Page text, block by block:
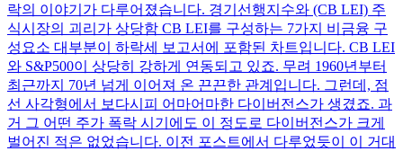
락의 이야기가 다루어졌습니다. 경기선행지수와 (CB LEI) 주
식시장의 괴리가 상당함 CB LEI를 구성하는 7가지 비금융 구
성요소 대부분이 하락세 보고서에 포함된 차트입니다. CB LEI
와 S&P500이 상당히 강하게 연동되고 있죠. 무려 1960년부터
최근까지 70년 넘게 이어져 온 끈끈한 관계입니다. 그런데, 점
선 사각형에서 보다시피 어마어마한 다이버전스가 생겼죠. 과
거 그 어떤 주가 폭락 시기에도 이 정도로 다이버전스가 크게
벌어진 적은 없었습니다. 이전 포스트에서 다루었듯이 이 거대